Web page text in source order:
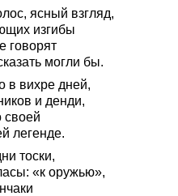
ясный взгляд,
изгибы
говорят
могли бы.
в вихре дней,
и денди,
своей
легенде.
тоски,
«к оружью»,